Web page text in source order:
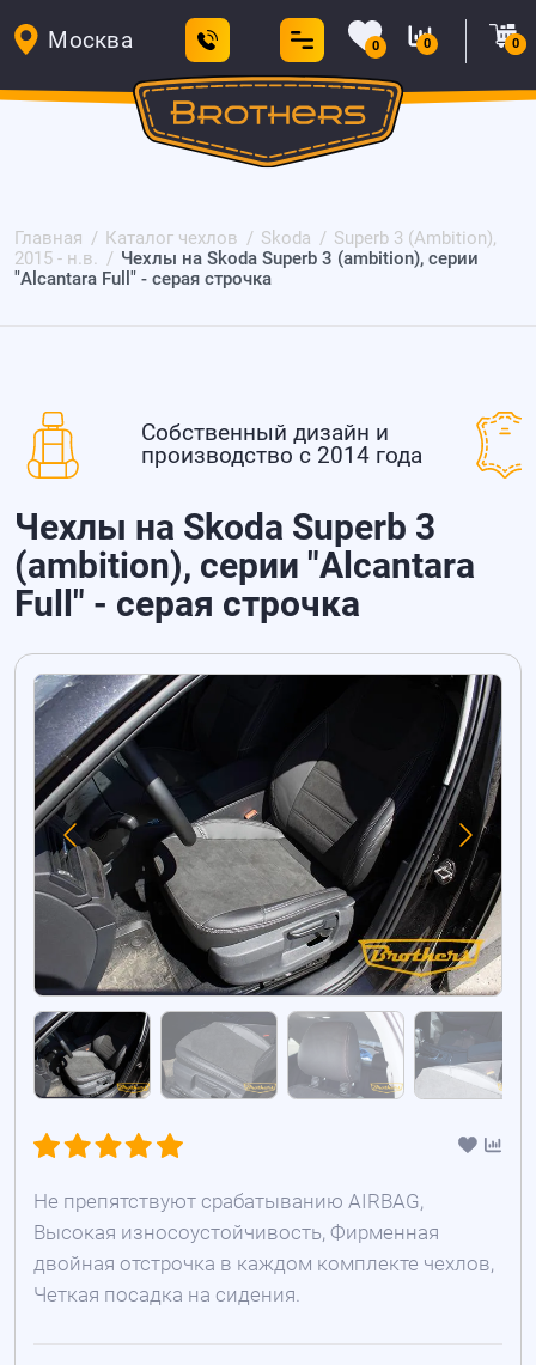
Москва 0 0 0
Главная Каталог чехлов Skoda
Superb 3 (Ambition),
2015 - н.в.
Чехлы на Skoda Superb 3 (ambition), серии
"Alcantara Full" - серая строчка
Собственный дизайн и
производство с 2014 года
Чехлы на Skoda Superb 3
(ambition), серии "Alcantara
Full" - серая строчка
Не препятствуют срабатыванию AIRBAG,
Высокая износоустойчивость, Фирменная
двойная отстрочка в каждом комплекте чехлов,
Четкая посадка на сидения.